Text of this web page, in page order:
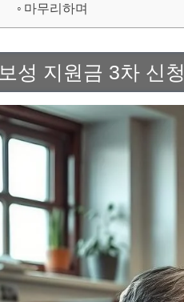
마무리하며
보성 지원금 3차 신